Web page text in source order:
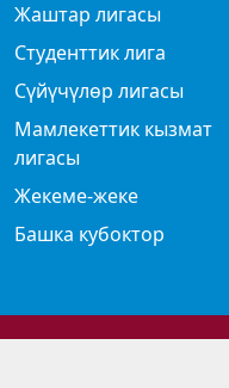
Жаштар лигасы
Студенттик лига
Сүйүчүлөр лигасы
Мамлекеттик кызмат
лигасы
Жекеме-жеке
Башка кубоктор